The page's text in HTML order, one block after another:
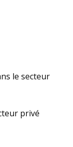
le secteur
privé